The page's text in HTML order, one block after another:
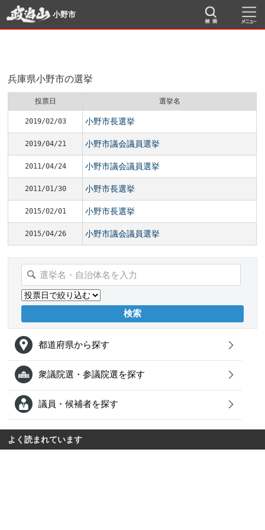
小野市
兵庫県小野市の選挙
投票日 選挙名
2019/02/03 小野市長選挙
2019/04/21 小野市議会議員選挙
2011/04/24 小野市議会議員選挙
2011/01/30 小野市長選挙
2015/02/01 小野市長選挙
2015/04/26 小野市議会議員選挙
都道府県から探す
衆議院選・参議院選を探す
議員・候補者を探す
よく読まれています